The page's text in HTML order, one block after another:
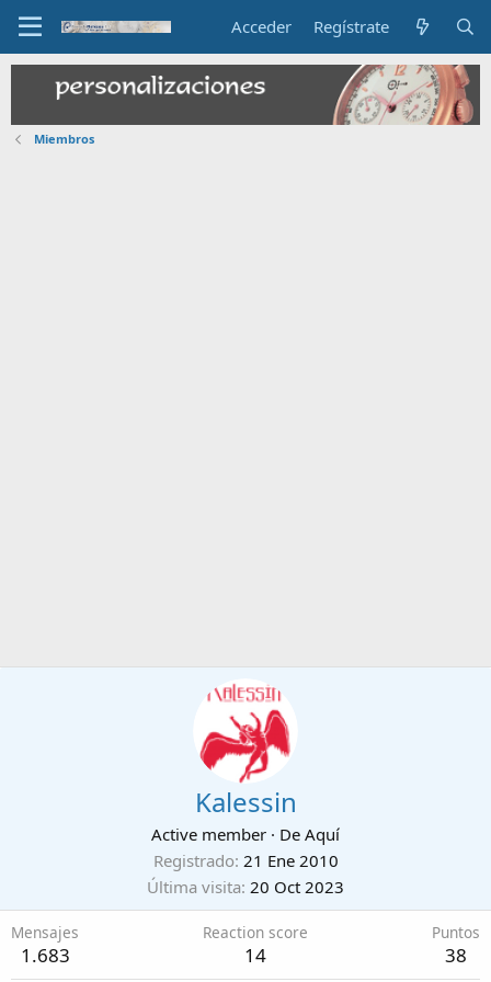
Acceder Regístrate
Miembros
Kalessin
Active member · De Aquí
Registrado 21 Ene 2010
Última visita 20 Oct 2023
Mensajes
1.683
Reaction score
14
Puntos
38